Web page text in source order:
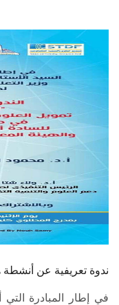
ندوة تعريفية عن أنشطة
في إطار المبادرة التي